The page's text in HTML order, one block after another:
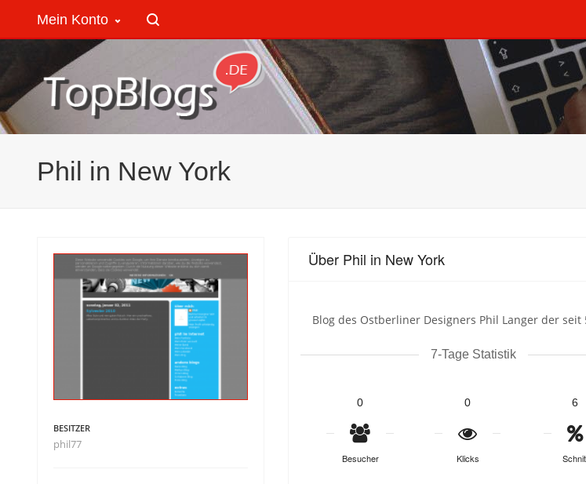
Mein Konto
Phil in New York
Über Phil in New York
Blog des Ostberliner Designers Phil Langer der
7-Tage Statistik
0
Besucher
0
Klicks
6
BESITZER
phil77